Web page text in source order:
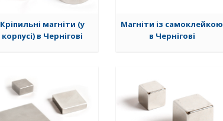
Кріпильні магніти (у
корпусі) в Чернігові
Магніти із самоклейкою
в Чернігові